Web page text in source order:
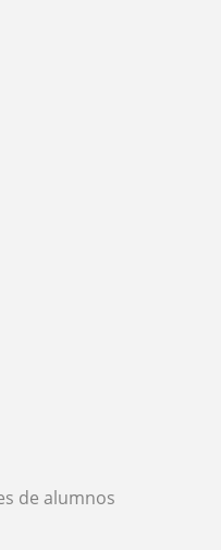
de alumnos